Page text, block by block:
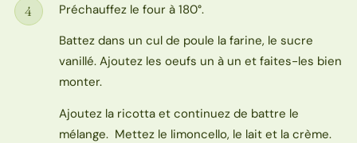
Étape
4
Préchauffez le four à 180°.
Battez dans un cul de poule la farine, le sucre
vanillé. Ajoutez les oeufs un à un et faites-les bien
monter.
Ajoutez la ricotta et continuez de battre le
mélange. Mettez le limoncello, le lait et la crème.